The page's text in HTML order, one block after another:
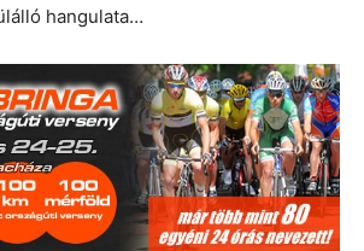
hangulata…